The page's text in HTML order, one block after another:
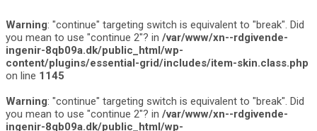
Warning: "continue" targeting switch is equivalent to "break". Did
you mean to use "continue 2"? in /var/www/xn--rdgivende-
ingenir-8qb09a.dk/public_html/wp-
content/plugins/essential-grid/includes/item-skin.class.php
on line 1145
Warning: "continue" targeting switch is equivalent to "break". Did
you mean to use "continue 2"? in /var/www/xn--rdgivende-
ingenir-8qb09a.dk/public_html/wp-